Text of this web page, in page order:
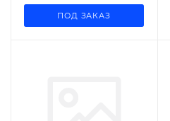
ПОД ЗАКАЗ